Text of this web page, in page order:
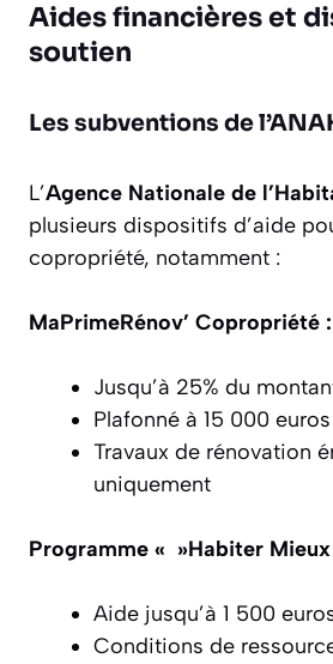
Aides financières et
soutien
Les subventions de
L’Agence Nationale de
plusieurs dispositifs d’aide
copropriété, notamment :
MaPrimeRénov’ Copropriété :
Jusqu’à 25% du
Plafonné à 15 000
Travaux de rénovation
uniquement
Programme « »Habiter
Aide jusqu’à 1 500
Conditions de